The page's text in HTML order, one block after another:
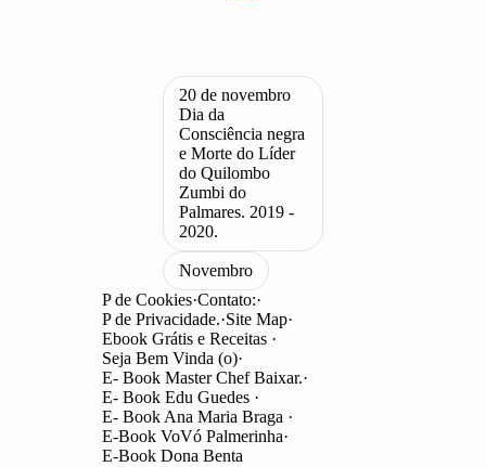
P de Cookies Contato:
P de Privacidade. Site Map
Ebook Grátis e Receitas
Seja Bem Vinda (o)
E- Book Master Chef Baixar.
E- Book Edu Guedes
E- Book Ana Maria Braga
E-Book VoVó Palmerinha
E-Book Dona Benta